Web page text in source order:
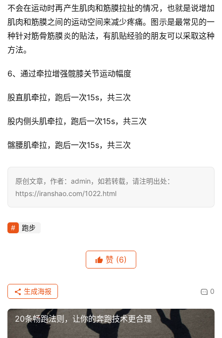
不会在运动时再产生肌肉和筋膜拉扯的情况，也就是说增加
肌肉和筋膜之间的运动空间来减少疼痛。图示是最常见的一
种针对筋骨筋膜炎的贴法，有肌贴经验的朋友可以采取这种
方法。
6、通过牵拉增强髋膝关节运动幅度
股直肌牵拉，跑后一次15s，共三次
股内侧头肌牵拉，跑后一次15s，共三次
髂腰肌牵拉，跑后一次15s，共三次
原创文章，作者：admin，如若转载，请注明出处：
https://iranshao.com/1022.html
跑步
赞 (6)
0
生成海报
20条畅跑法则，让你的奔跑技术更合理